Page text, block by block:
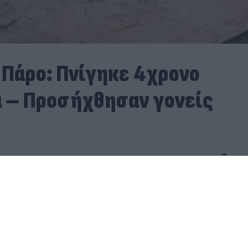
Πνίγηκε 4χρονο
– Προσήχθησαν γονείς